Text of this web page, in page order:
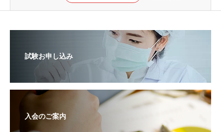
試験お申し込み
入会のご案内